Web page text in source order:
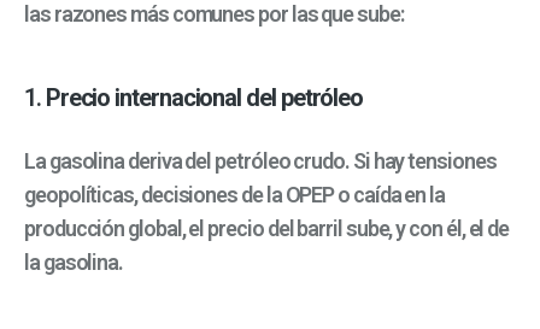
las razones más comunes por las que sube:
1. Precio internacional del petróleo
La gasolina deriva del petróleo crudo. Si hay tensiones
geopolíticas, decisiones de la OPEP o caída en la
producción global, el precio del barril sube, y con él, el de
la gasolina.